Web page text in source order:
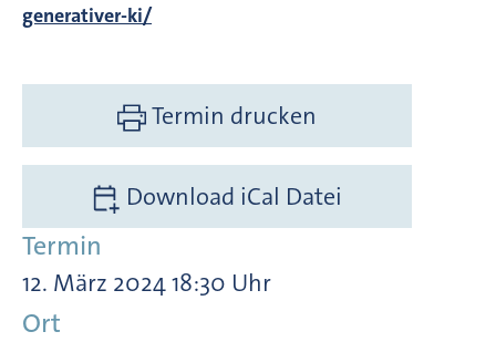
generativer-ki/
Termin drucken
Download iCal Datei
Termin
12. März 2024 18:30 Uhr
Ort